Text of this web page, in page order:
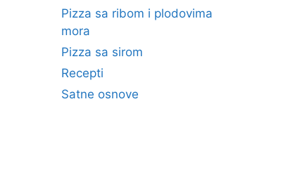
Pizza sa ribom i plodovima
mora
Pizza sa sirom
Recepti
Satne osnove